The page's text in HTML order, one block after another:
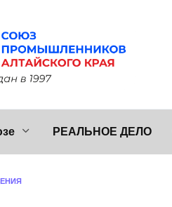
РЕАЛЬНОЕ ДЕЛО